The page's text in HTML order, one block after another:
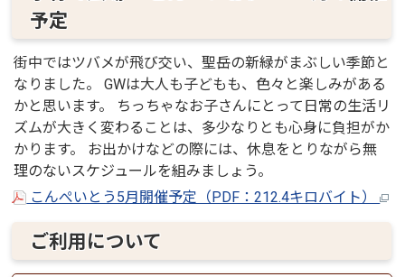
予定
街中ではツバメが飛び交い、聖岳の新緑がまぶしい季節と
なりました。 GWは大人も子どもも、色々と楽しみがある
かと思います。 ちっちゃなお子さんにとって日常の生活リ
ズムが大きく変わることは、多少なりとも心身に負担がか
かります。 お出かけなどの際には、休息をとりながら無
理のないスケジュールを組みましょう。
こんぺいとう5月開催予定（PDF：212.4キロバイト）
ご利用について